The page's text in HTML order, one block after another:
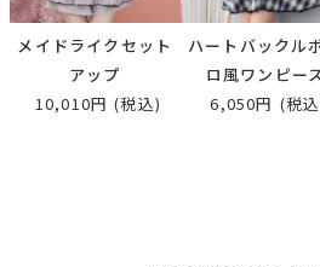
メイドライクセット
アップ
10,010円 (税込)
ハートバックル
ロ風ワンピー
6,050円 (税